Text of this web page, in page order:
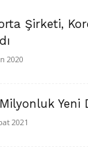
Şirketi,
2020
Yeni
2021